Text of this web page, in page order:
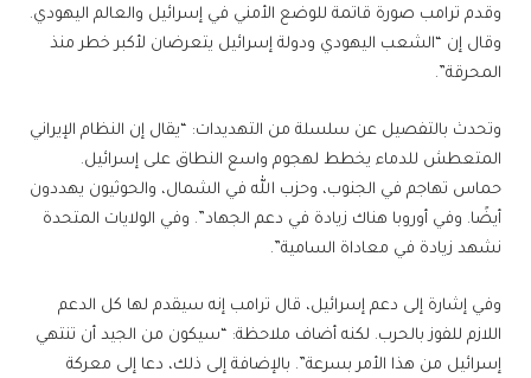
وقدم ترامب صورة قاتمة للوضع الأمني ​​في إسرائيل والعالم اليهودي.
وقال إن “الشعب اليهودي ودولة إسرائيل يتعرضان لأكبر خطر منذ
المحرقة”.
وتحدث بالتفصيل عن سلسلة من التهديدات: “يقال إن النظام الإيراني
المتعطش للدماء يخطط لهجوم واسع النطاق على إسرائيل.
حماس تهاجم في الجنوب، وحزب الله في الشمال، والحوثيون يهددون
أيضًا. وفي أوروبا هناك زيادة في دعم الجهاد”. وفي الولايات المتحدة
نشهد زيادة في معاداة السامية”.
وفي إشارة إلى دعم إسرائيل، قال ترامب إنه سيقدم لها كل الدعم
اللازم للفوز بالحرب. لكنه أضاف ملاحظة: “سيكون من الجيد أن تنتهي
إسرائيل من هذا الأمر بسرعة”. بالإضافة إلى ذلك، دعا إلى معركة